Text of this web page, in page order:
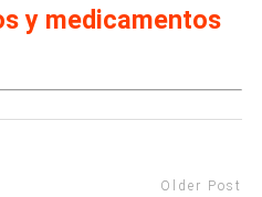
y medicamentos
Older Post